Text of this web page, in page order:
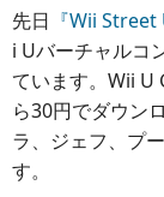
先日 『Wii
i Uバーチャルコ
ています。Wii U
ら30円でダウン
ラ、ジェフ、プ
す。